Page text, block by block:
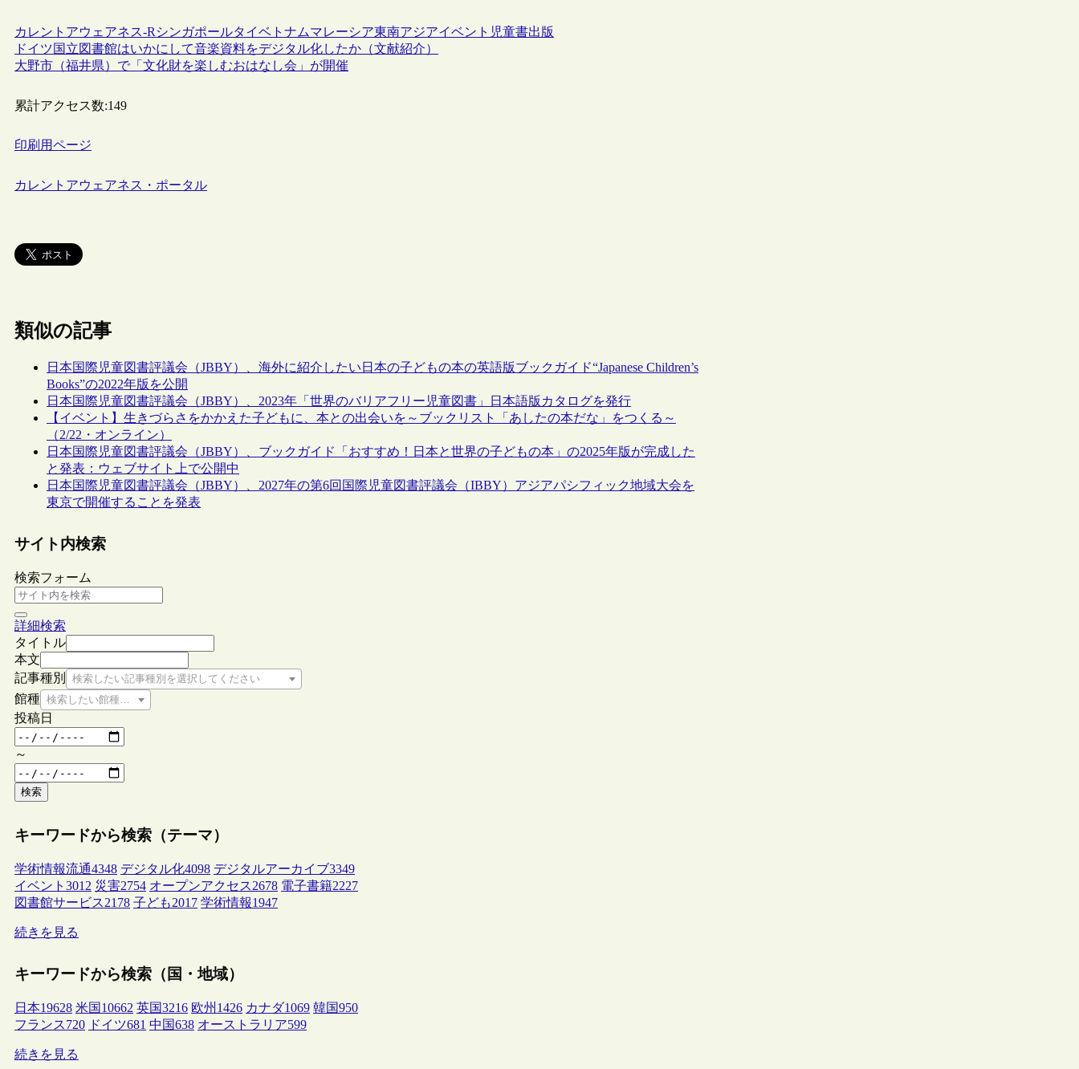
カレントアウェアネス-R シンガポールタイベトナムマレーシア東南アジアイベント 児童書出版
ドイツ国立図書館はいかにして音楽資料をデジタル化したか（文献紹介）
大野市（福井県）で「文化財を楽しむおはなし会」が開催
累計アクセス数:149
印刷用ページ
カレントアウェアネス・ポータル
類似の記事
日本国際児童図書評議会（JBBY）、海外に紹介したい日本の子どもの本の英語版ブックガイド“Japanese Children’s
Books”の2022年版を公開
日本国際児童図書評議会（JBBY）、2023年「世界のバリアフリー児童図書」日本語版カタログを発行
【イベント】生きづらさをかかえた子どもに、本との出会いを～ブックリスト「あしたの本だな」をつくる～
（2/22・オンライン）
日本国際児童図書評議会（JBBY）、ブックガイド「おすすめ！日本と世界の子どもの本」の2025年版が完成した
と発表：ウェブサイト上で公開中
日本国際児童図書評議会（JBBY）、2027年の第6回国際児童図書評議会（IBBY）アジアパシフィック地域大会を
東京で開催することを発表
サイト内検索
検索フォーム
詳細検索
タイトル
本文
記事種別
検索したい記事種別を選択してください
館種 検索したい館種を選択してください
投稿日
～
検索
キーワードから検索（テーマ）
学術情報流通4348 デジタル化4098 デジタルアーカイブ3349
イベント 3012 災害2754 オープンアクセス2678 電子書籍2227
図書館サービス2178 子ども2017 学術情報1947
続きを見る
キーワードから検索（国・地域）
日本19628 米国 10662 英国3216 欧州 1426 カナダ1069 韓国950
フランス720 ドイツ681 中国638 オーストラリア599
続きを見る